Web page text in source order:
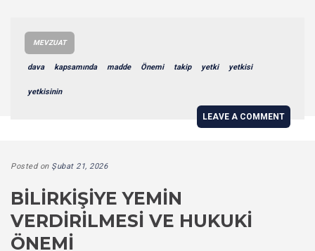
MEVZUAT
dava kapsamında madde Önemi takip yetki yetkisi
yetkisinin
LEAVE A COMMENT
Posted on Şubat 21, 2026
BILIRKIŞIYE YEMIN
VERDIRILMESI VE HUKUKI
ÖNEMI